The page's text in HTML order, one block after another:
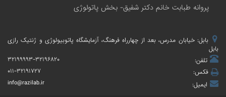
پروانه طبابت خانم دکتر شفیق- بخش پاتولوژی
بابل: خیابان مدرس، بعد از چهارراه فرهنگ، آزمایشگاه پاتوبیولوژی و ژنتیک رازی
بابل
تلفن:
۳۲۱۹۹۹۹۳-۳۲۱۹۶۸۲۰
فکس:
۰۱۱-۳۲۱۹۱۷۲۷
ایمیل:
info@razilab.ir